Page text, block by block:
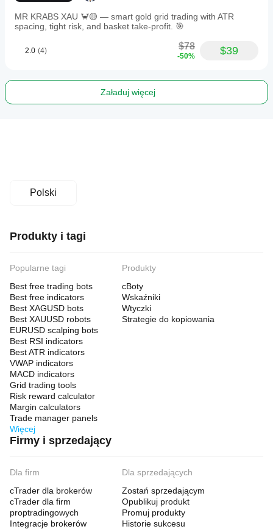
MR KRABS XAU 🦀🟡 — smart gold grid trading with ATR
spacing, tight risk, and basket take-profit. 🎯
2.0 (4) $78
-50% $39
Załaduj więcej
Polski
Produkty i tagi
Popularne tagi
Best free trading bots
Best free indicators
Best XAGUSD bots
Best XAUUSD robots
EURUSD scalping bots
Best RSI indicators
Best ATR indicators
VWAP indicators
MACD indicators
Grid trading tools
Risk reward calculator
Margin calculators
Trade manager panels
Więcej
Produkty
cBoty
Wskaźniki
Wtyczki
Strategie do kopiowania
Firmy i sprzedający
Dla firm
cTrader dla brokerów
cTrader dla firm
proptradingowych
Integracje brokerów
Dla sprzedających
Zostań sprzedającym
Opublikuj produkt
Promuj produkty
Historie sukcesu